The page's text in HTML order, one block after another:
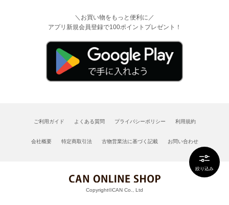
絞り込み
＼お買い物をもっと便利に／
アプリ新規会員登録で100ポイントプレゼント！
ご利用ガイド よくある質問 プライバシーポリシー 利用規約
会社概要 特定商取引法 古物営業法に基づく記載 お問い合わせ
Copyright©CAN Co., Ltd